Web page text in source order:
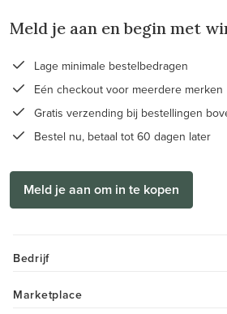
Meld je aan en begin met
Lage minimale bestelbedragen
Eén checkout voor meerdere merken
Gratis verzending bij bestellingen
Bestel nu, betaal tot 60 dagen later
Meld je aan om in te kopen
Bedrijf
Marketplace